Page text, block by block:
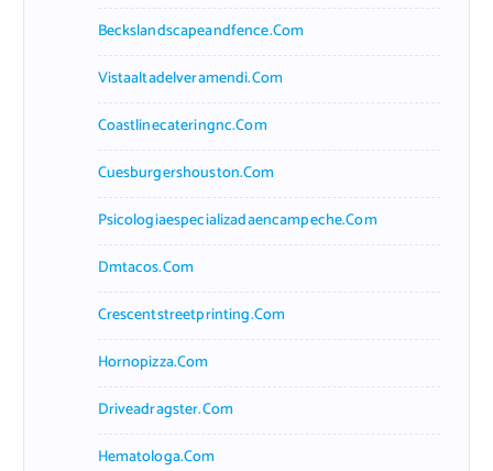
Beckslandscapeandfence.com
Vistaaltadelveramendi.com
Coastlinecateringnc.com
Cuesburgershouston.com
Psicologiaespecializadaencampeche.com
Dmtacos.com
Crescentstreetprinting.com
Hornopizza.com
Driveadragster.com
Hematologa.com